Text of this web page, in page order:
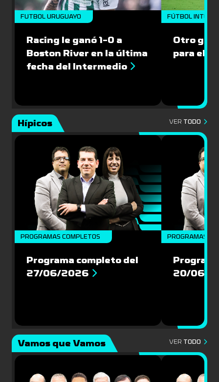
FUTBOL URUGUAYO
Racing le ganó 1-0 a
Boston River en la última
fecha del Intermedio
FÚTBOL
Otro gol
para el
Hípicos VER TODO
PROGRAMAS COMPLETOS
Programa completo del
27/06/2026
PROGRAMAS
20/06/
Vamos que Vamos VER TODO